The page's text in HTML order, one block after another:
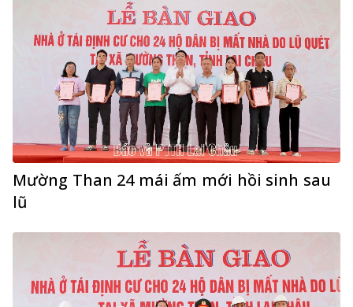
Mường Than 24 mái ấm mới hồi sinh sau
lũ